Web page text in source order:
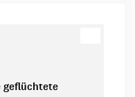
geflüchtete